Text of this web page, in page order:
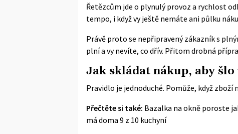
Řetězcům jde o plynulý provoz a rychlost
tempo, i když vy ještě nemáte ani půlku
Právě proto se nepřipravený zákazník s
plní a vy nevíte, co dřív. Přitom drobná
Jak skládat nákup, aby šlo
Pravidlo je jednoduché. Pomůže, když zboží
Přečtěte si také: Bazalka na okně poroste
má doma 9 z 10 kuchyní